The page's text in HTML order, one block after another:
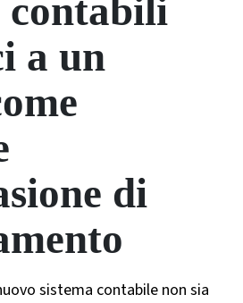
contabili
a un
di
sistema contabile non sia